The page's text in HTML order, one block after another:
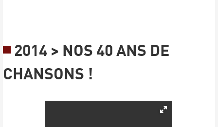
2014 > NOS 40 ANS DE
CHANSONS !